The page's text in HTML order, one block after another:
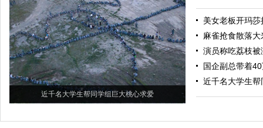
近千名大学生帮同学组巨大桃心求爱
美女老板开玛
麻雀抢食散落
演员称吃荔枝
国企副总带着
近千名大学生